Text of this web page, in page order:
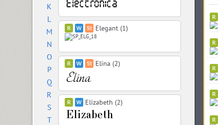
K
L
M
N
O
P
Q
R
S
T
Elegant (1)
Elina (2)
Elizabeth (2)